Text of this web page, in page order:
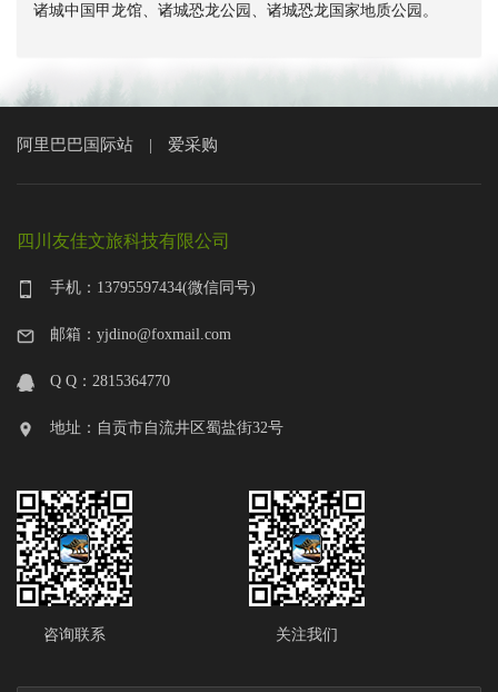
诸城中国甲龙馆、诸城恐龙公园、诸城恐龙国家地质公园。
阿里巴巴国际站 爱采购
四川友佳文旅科技有限公司
手机：13795597434(微信同号)
邮箱：yjdino@foxmail.com
Q Q：2815364770
地址：自贡市自流井区蜀盐街32号
咨询联系 关注我们